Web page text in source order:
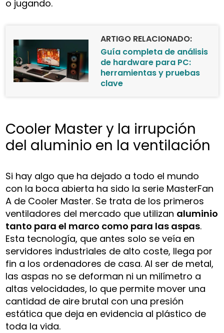
o jugando.
ARTIGO RELACIONADO:
Guía completa de análisis
de hardware para PC:
herramientas y pruebas
clave
Cooler Master y la irrupción
del aluminio en la ventilación
Si hay algo que ha dejado a todo el mundo
con la boca abierta ha sido la serie MasterFan
A de Cooler Master. Se trata de los primeros
ventiladores del mercado que utilizan aluminio
tanto para el marco como para las aspas.
Esta tecnología, que antes solo se veía en
servidores industriales de alto coste, llega por
fin a los ordenadores de casa. Al ser de metal,
las aspas no se deforman ni un milímetro a
altas velocidades, lo que permite mover una
cantidad de aire brutal con una presión
estática que deja en evidencia al plástico de
toda la vida.